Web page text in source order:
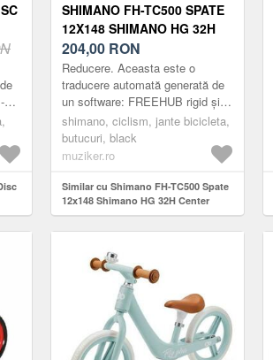
a
SHIMANO FH-TC500 SPATE
12X148 SHIMANO HG 32H
CENTER LOCK BUTUC
204,00 RON
Reducere. Aceasta este o
traducere automată generată de
un software: FREEHUB rigid și
ușor pentru performanțe fiabile pe
traseu. Configurare simplă și
perfor...
shimano, ciclism, jante bicicleta,
butucuri, black
muziker.ro
Similar cu Shimano FH-TC500 Spate
12x148 Shimano HG 32H Center
Lock Butuc